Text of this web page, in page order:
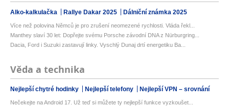
Alko-kalkulačka Rallye Dakar 2025 Dálniční známka 2025
Více než polovina Němců je pro zrušení neomezené rychlosti. Vláda řekl...
Manthey slaví 30 let: Dopřejte svému Porsche závodní DNA z Nürburgring...
Dacia, Ford i Suzuki zastavují linky. Vyschlý Dunaj drtí energetiku Ba...
Věda a technika
Nejlepší chytré hodinky Nejlepší telefony Nejlepší VPN – srovnání
Nečekejte na Android 17. Už teď si můžete ty nejlepší funkce vyzkoušet...